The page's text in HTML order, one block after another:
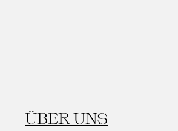
ÜBER UNS